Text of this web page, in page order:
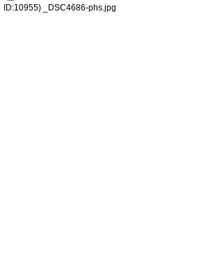
ID:10955) _DSC4686-phs.jpg